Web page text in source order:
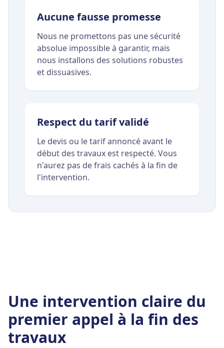
Aucune fausse promesse
Nous ne promettons pas une sécurité
absolue impossible à garantir, mais
nous installons des solutions robustes
et dissuasives.
Respect du tarif validé
Le devis ou le tarif annoncé avant le
début des travaux est respecté. Vous
n'aurez pas de frais cachés à la fin de
l'intervention.
Une intervention claire du
premier appel à la fin des
travaux